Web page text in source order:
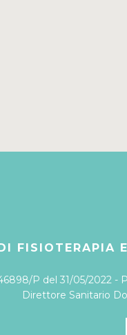
FISIOTERAPIA
P del 31/05/2022
Direttore Sanitario